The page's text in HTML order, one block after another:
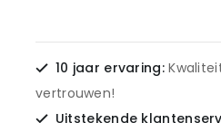
10 jaar ervaring:
vertrouwen!
Uitstekende